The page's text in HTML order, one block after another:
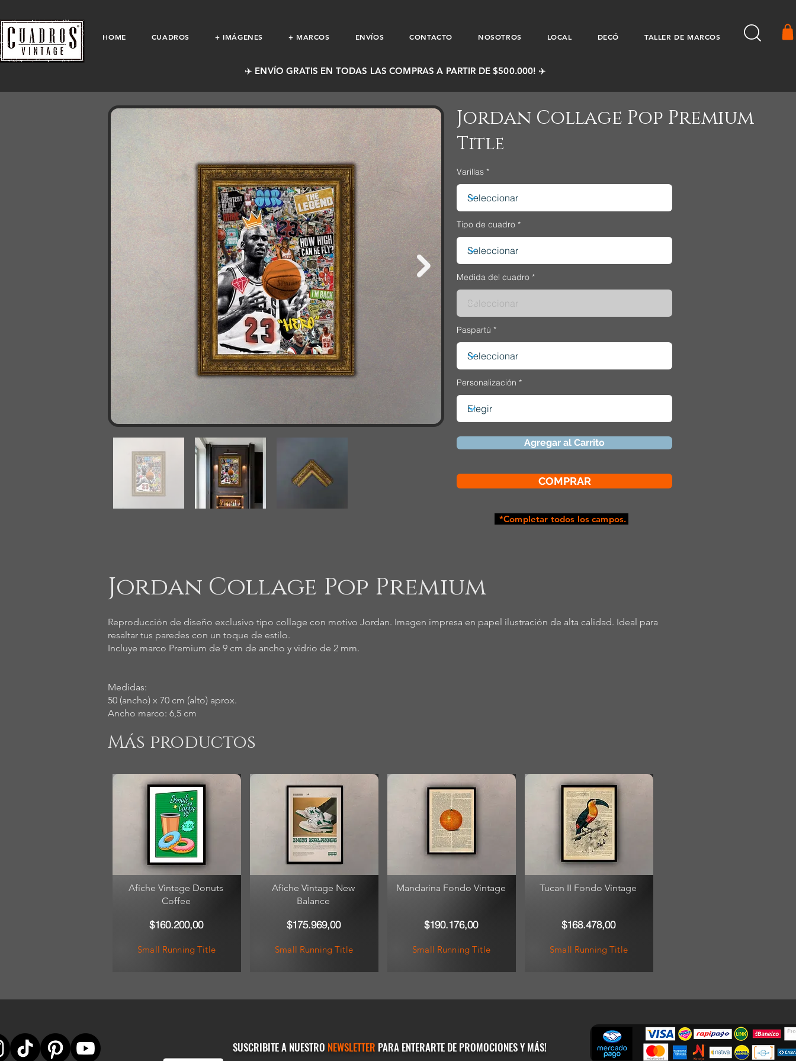
HOME CUADROS + IMÁGENES + MARCOS ENVÍOS CONTACTO NOSOTROS LOCAL DECÓ TALLER DE MARCOS
✈️ ENVÍO GRATIS EN TODAS LAS COMPRAS A PARTIR DE $500.000! ✈️
Jordan Collage Pop Premium
Title
Varillas
Tipo de cuadro
Medida del cuadro
Paspartú
Personalización
Agregar al Carrito
COMPRAR
*Completar todos los campos.
Jordan Collage Pop Premium
Reproducción de diseño exclusivo tipo collage con motivo Jordan. Imagen impresa en papel ilustración de alta calidad. Ideal para
resaltar tus paredes con un toque de estilo.
Incluye marco Premium de 9 cm de ancho y vidrio de 2 mm.
Medidas:
50 (ancho) x 70 cm (alto) aprox.
Ancho marco: 6,5 cm
Más productos
Afiche Vintage Donuts
Coffee
$160.200,00
Small Running Title
Afiche Vintage New
Balance
$175.969,00
Small Running Title
Mandarina Fondo Vintage
$190.176,00
Small Running Title
Tucan II Fondo Vintage
$168.478,00
Small Running Title
SUSCRIBITE A NUESTRO NEWSLETTER PARA ENTERARTE DE PROMOCIONES Y MÁS!